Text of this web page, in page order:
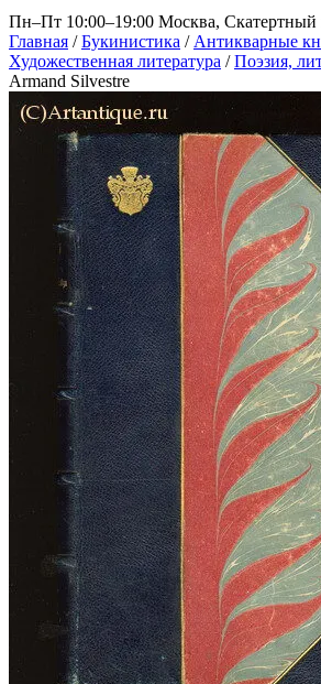
Пн–Пт 10:00–19:00 Москва, Скатертный
Главная / Букинистика / Антикварные
Художественная литература / Поэзия,
Armand Silvestre